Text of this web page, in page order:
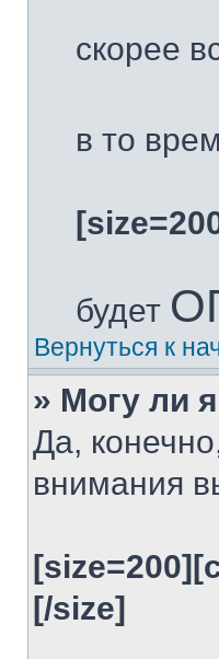
скорее
в то
будет
Вернуться к
» Могу ли
Да,
внимания
[/size]